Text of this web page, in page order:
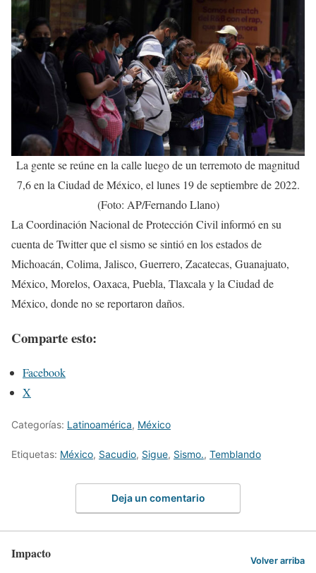
La gente se reúne en la calle luego de un terremoto de magnitud
7,6 en la Ciudad de México, el lunes 19 de septiembre de 2022.
(Foto: AP/Fernando Llano)
La Coordinación Nacional de Protección Civil informó en su
cuenta de Twitter que el sismo se sintió en los estados de
Michoacán, Colima, Jalisco, Guerrero, Zacatecas, Guanajuato,
México, Morelos, Oaxaca, Puebla, Tlaxcala y la Ciudad de
México, donde no se reportaron daños.
Comparte esto:
Facebook
X
Categorías: Latinoamérica, México
Etiquetas: México, Sacudio, Sigue, Sismo., Temblando
Deja un comentario
Impacto Volver arriba